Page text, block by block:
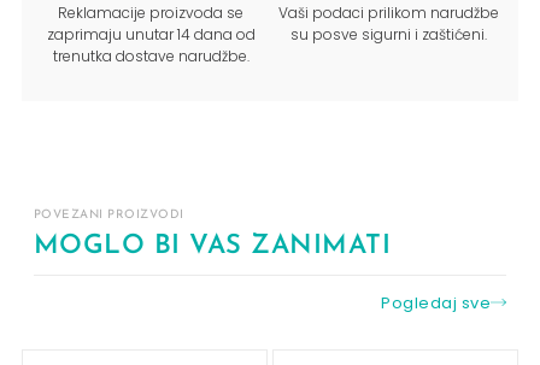
Reklamacije proizvoda se
zaprimaju unutar 14 dana od
trenutka dostave narudžbe.
Vaši podaci prilikom narudžbe
su posve sigurni i zaštićeni.
POVEZANI PROIZVODI
MOGLO BI VAS ZANIMATI
Pogledaj sve